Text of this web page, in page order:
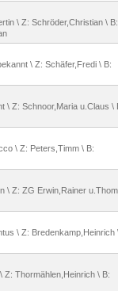
\ Z: Schröder,Christian \
\ Z: Schäfer,Fredi \ B:
\ Z: Schnoor,Maria u.Claus \
\ Z: Peters,Timm \ B:
\ Z: ZG Erwin,Rainer
\ Z: Bredenkamp,Heinrich
Z: Thormählen,Heinrich \ B: